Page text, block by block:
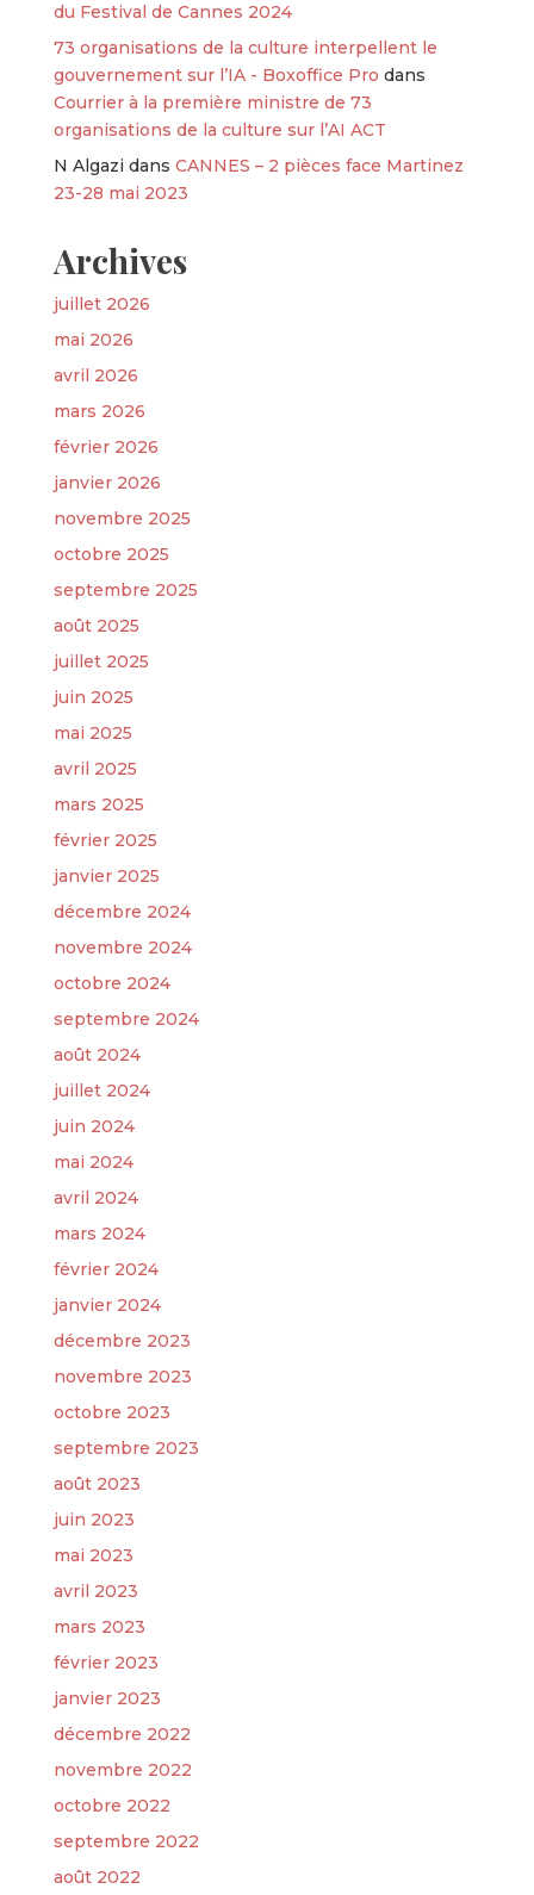
du Festival de Cannes 2024
73 organisations de la culture interpellent le
gouvernement sur l’IA - Boxoffice Pro dans
Courrier à la première ministre de 73
organisations de la culture sur l’AI ACT
N Algazi dans CANNES – 2 pièces face Martinez
23-28 mai 2023
Archives
juillet 2026
mai 2026
avril 2026
mars 2026
février 2026
janvier 2026
novembre 2025
octobre 2025
septembre 2025
août 2025
juillet 2025
juin 2025
mai 2025
avril 2025
mars 2025
février 2025
janvier 2025
décembre 2024
novembre 2024
octobre 2024
septembre 2024
août 2024
juillet 2024
juin 2024
mai 2024
avril 2024
mars 2024
février 2024
janvier 2024
décembre 2023
novembre 2023
octobre 2023
septembre 2023
août 2023
juin 2023
mai 2023
avril 2023
mars 2023
février 2023
janvier 2023
décembre 2022
novembre 2022
octobre 2022
septembre 2022
août 2022